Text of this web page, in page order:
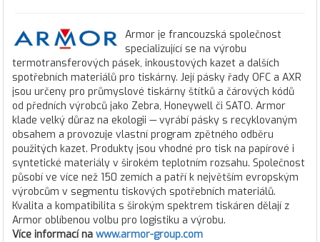
Armor je francouzská společnost
specializující se na výrobu
termotransferových pásek, inkoustových kazet a dalších
spotřebních materiálů pro tiskárny. Její pásky řady OFC a AXR
jsou určeny pro průmyslové tiskárny štítků a čárových kódů
od předních výrobců jako Zebra, Honeywell či SATO. Armor
klade velký důraz na ekologii — vyrábí pásky s recyklovaným
obsahem a provozuje vlastní program zpětného odběru
použitých kazet. Produkty jsou vhodné pro tisk na papírové i
syntetické materiály v širokém teplotním rozsahu. Společnost
působí ve více než 150 zemích a patří k největším evropským
výrobcům v segmentu tiskových spotřebních materiálů.
Kvalita a kompatibilita s širokým spektrem tiskáren dělají z
Armor oblíbenou volbu pro logistiku a výrobu.
Více informací na www.armor-group.com